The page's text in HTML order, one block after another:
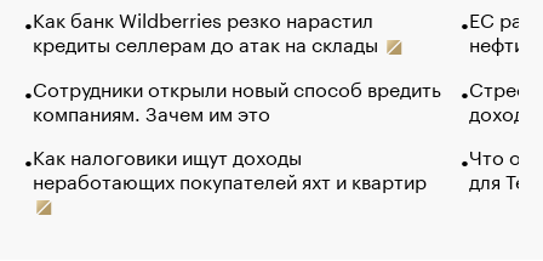
Как банк Wildberries резко нарастил
кредиты селлерам до атак на склады
Сотрудники открыли новый способ вредить
компаниям. Зачем им это
Как налоговики ищут доходы
неработающих покупателей яхт и квартир
ЕС
нефти
Что
для